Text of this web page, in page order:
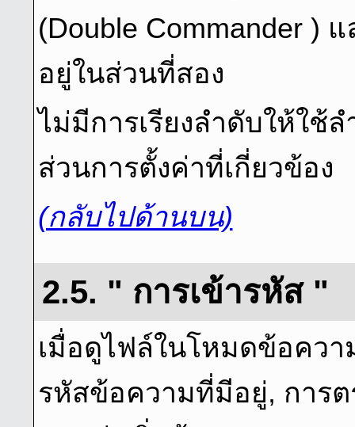
(Double Commander )
อยู่ในส่วนที่สอง
ไม่มีการเรียงลําดับให้ใช้
ส่วนการตั้งค่าที่เกี่ยวข้อง
(กลับไปด้านบน)
2.5. " การเข้ารหัส "
เมื่อดูไฟล์ในโหมดข้อควา
รหัสข้อความที่มีอยู่, การ